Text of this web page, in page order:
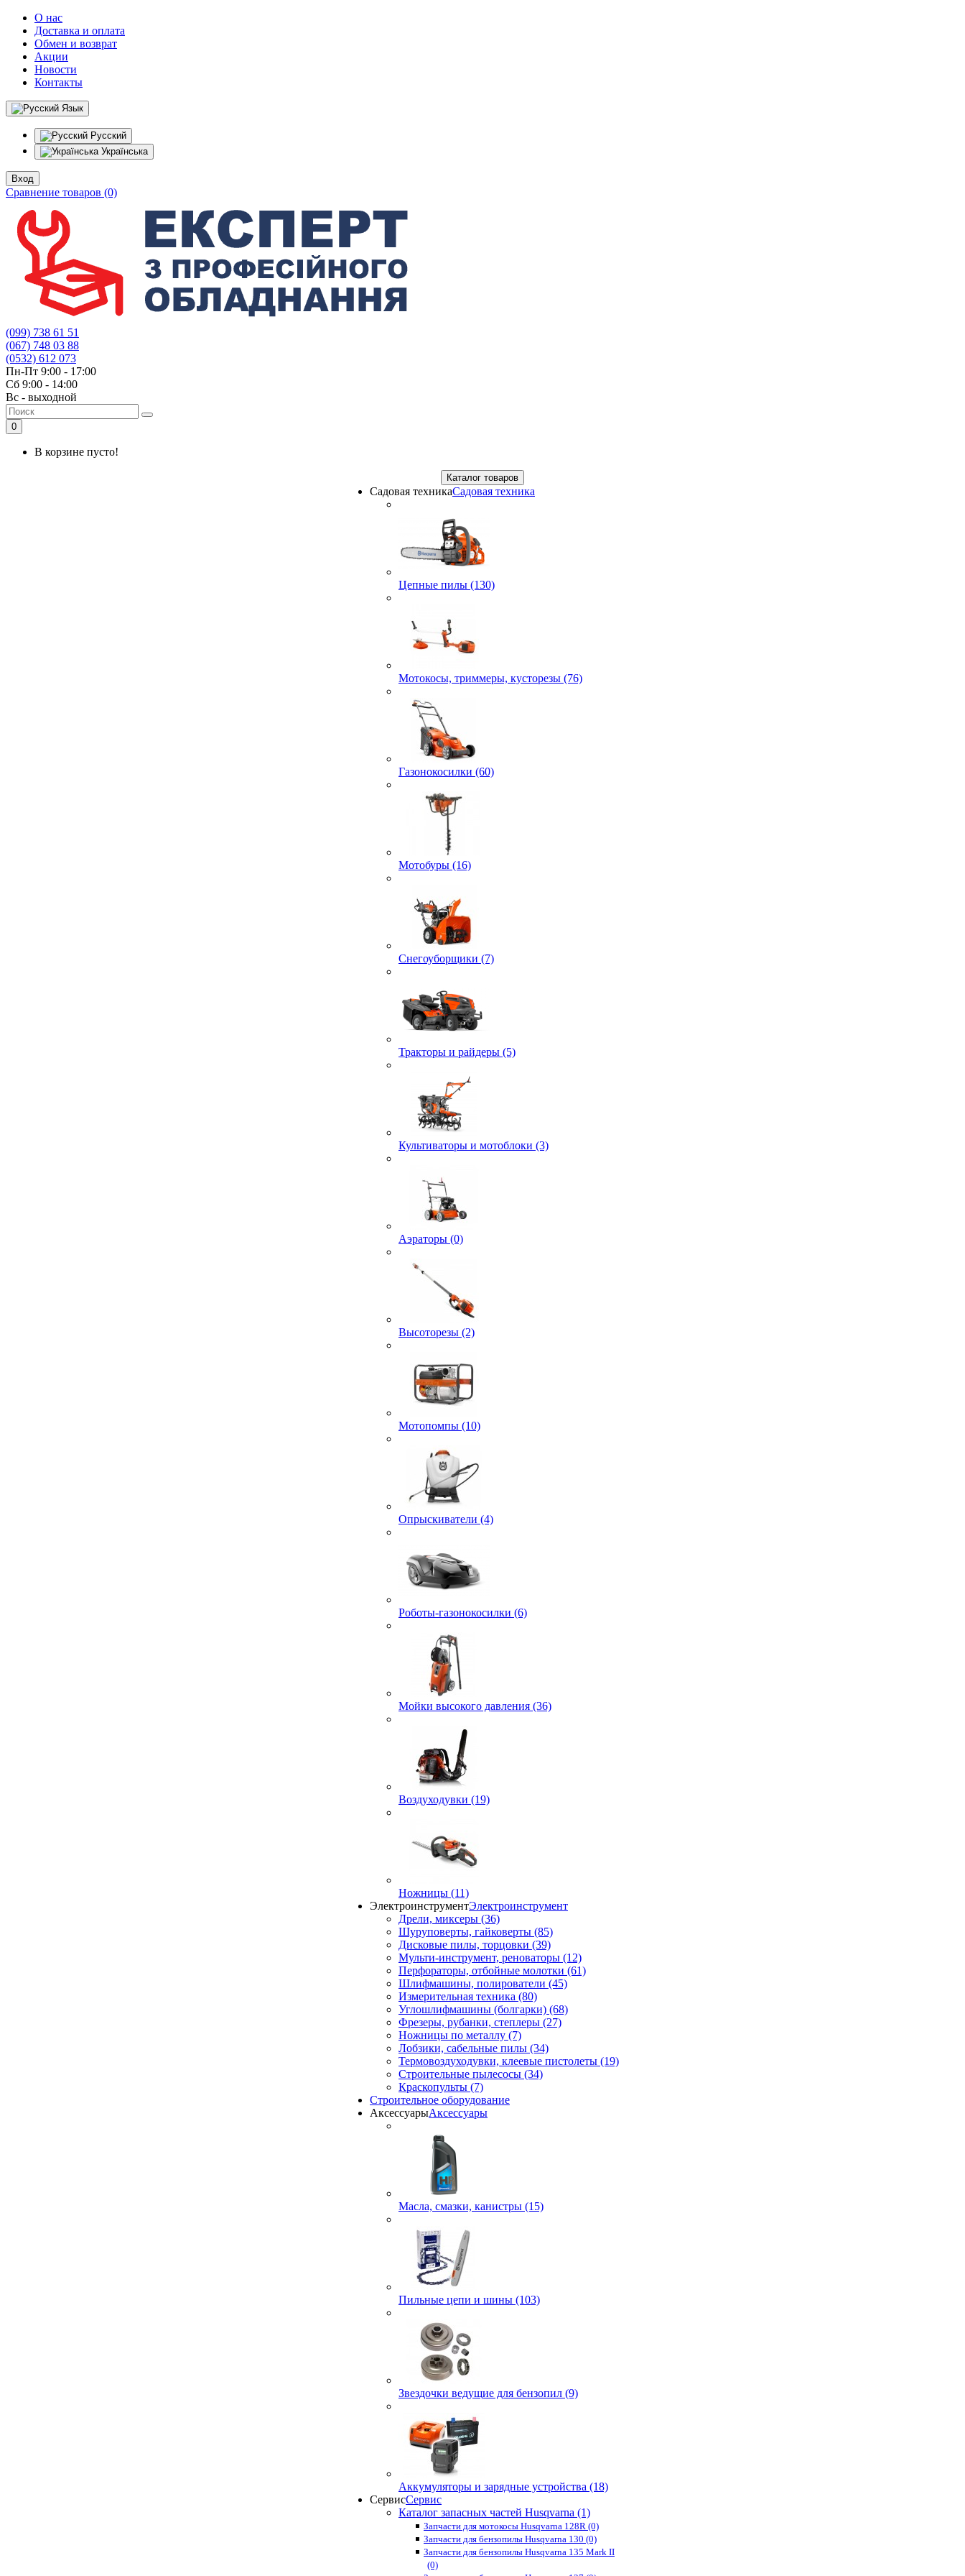
О нас
Доставка и оплата
Обмен и возврат
Акции
Новости
Контакты
Язык
Русский
Українська
Вход
Сравнение товаров (0)
(099) 738 61 51
(067) 748 03 88
(0532) 612 073
Пн-Пт 9:00 - 17:00
Сб 9:00 - 14:00
Вс - выходной
0
В корзине пусто!
Каталог товаров
Садовая техникаСадовая техника
Цепные пилы (130)
Мотокосы, триммеры, кусторезы (76)
Газонокосилки (60)
Мотобуры (16)
Снегоуборщики (7)
Тракторы и райдеры (5)
Культиваторы и мотоблоки (3)
Аэраторы (0)
Высоторезы (2)
Мотопомпы (10)
Опрыскиватели (4)
Роботы-газонокосилки (6)
Мойки высокого давления (36)
Воздуходувки (19)
Ножницы (11)
ЭлектроинструментЭлектроинструмент
Дрели, миксеры (36)
Шуруповерты, гайковерты (85)
Дисковые пилы, торцовки (39)
Мульти-инструмент, реноваторы (12)
Перфораторы, отбойные молотки (61)
Шлифмашины, полирователи (45)
Измерительная техника (80)
Углошлифмашины (болгарки) (68)
Фрезеры, рубанки, степлеры (27)
Ножницы по металлу (7)
Лобзики, сабельные пилы (34)
Термовоздуходувки, клеевые пистолеты (19)
Строительные пылесосы (34)
Краскопульты (7)
Строительное оборудование
АксессуарыАксессуары
Масла, смазки, канистры (15)
Пильные цепи и шины (103)
Звездочки ведущие для бензопил (9)
Аккумуляторы и зарядные устройства (18)
СервисСервис
Каталог запасных частей Husqvarna (1)
Запчасти для мотокосы Husqvarna 128R (0)
Запчасти для бензопилы Husqvarna 130 (0)
Запчасти для бензопилы Husqvarna 135 Mark II
(0)